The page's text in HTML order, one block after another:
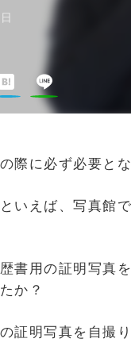
際に必ず必要と
いえば、写真館
書用の証明写真を
か？
証明写真を自撮